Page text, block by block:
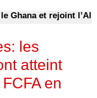
et rejoint
les
atteint
en